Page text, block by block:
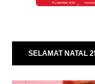
SELAMAT NATAL